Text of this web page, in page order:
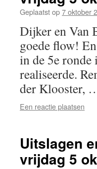
Geplaatst op7 oktober
Dijker en Van
goede flow!
in de 5e
realiseerde.
der Klooster,
Een reactie plaatsen
Uitslagen
vrijdag 5